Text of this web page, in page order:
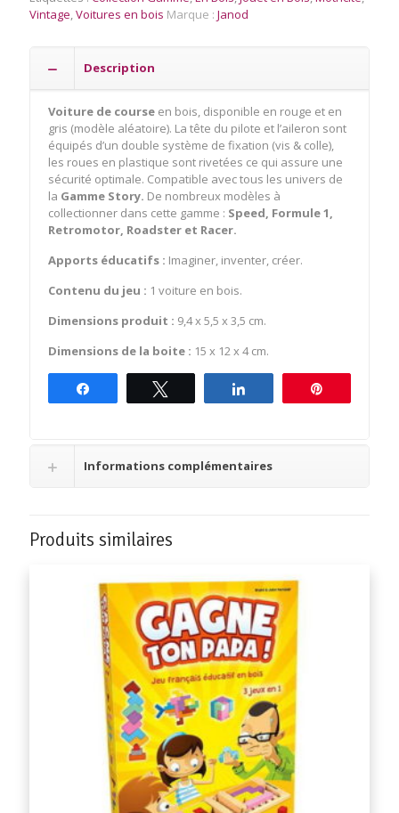
Vintage,Voitures en bois Marque : Janod
Description
Voiture de course en bois, disponible en rouge et en
gris (modèle aléatoire). La tête du pilote et l’aileron sont
équipés d’un double système de fixation (vis & colle),
les roues en plastique sont rivetées ce qui assure une
sécurité optimale. Compatible avec tous les univers de
la Gamme Story. De nombreux modèles à
collectionner dans cette gamme : Speed, Formule 1,
Retromotor, Roadster et Racer.
Apports éducatifs : Imaginer, inventer, créer.
Contenu du jeu : 1 voiture en bois.
Dimensions produit : 9,4 x 5,5 x 3,5 cm.
Dimensions de la boite : 15 x 12 x 4 cm.
Informations complémentaires
Produits similaires